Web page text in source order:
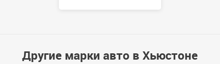
Другие марки авто в Хьюстоне